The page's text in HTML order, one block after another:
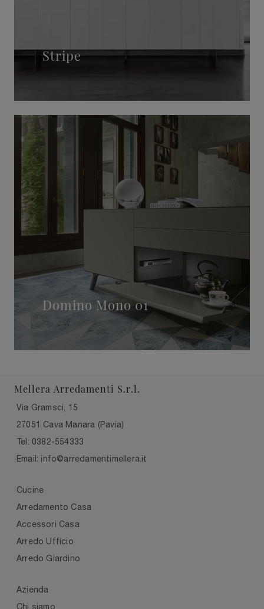
Stripe
Domino Mono 01
Mellera Arredamenti S.r.l.
Via Gramsci, 15
27051 Cava Manara (Pavia)
Tel: 0382-554333
Email: info@arredamentimellera.it
Cucine
Arredamento Casa
Accessori Casa
Arredo Ufficio
Arredo Giardino
Azienda
Chi siamo